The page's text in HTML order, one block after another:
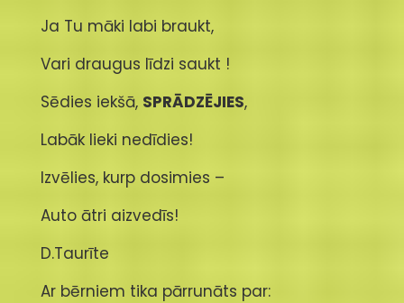
Ja Tu māki labi braukt,
Vari draugus līdzi saukt !
Sēdies iekšā, SPRĀDZĒJIES,
Labāk lieki nedīdies!
Izvēlies, kurp dosimies –
Auto ātri aizvedīs!
D.Taurīte
Ar bērniem tika pārrunāts par: